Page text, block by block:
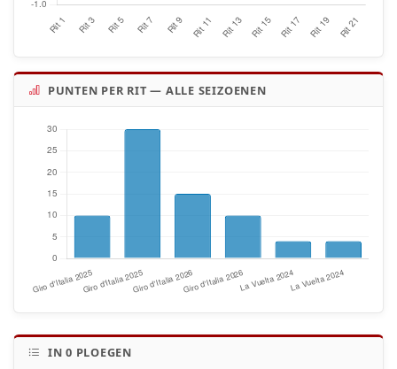
PUNTEN PER RIT — ALLE SEIZOENEN
IN0 PLOEGEN